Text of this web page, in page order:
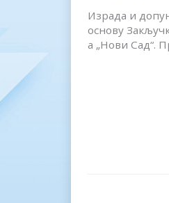
Израда и
основу
а „Нови Сад“.